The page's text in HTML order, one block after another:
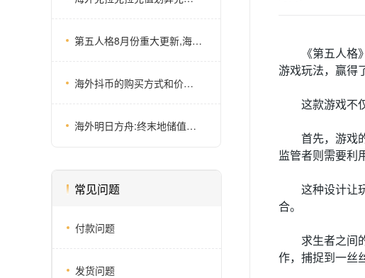
第五人格8月份重大更新,海外第五人格储值推荐平台
海外抖币的购买方式和价格有没有详细的介绍
海外明日方舟:终末地储值全网详细攻略,两种充值方式任选
常见问题
付款问题
发货问题
《第五人
游戏玩法，赢得
这款游戏不
首先，游戏
监管者则需要利
这种设计让
合。
求生者之间
作，捕捉到一丝